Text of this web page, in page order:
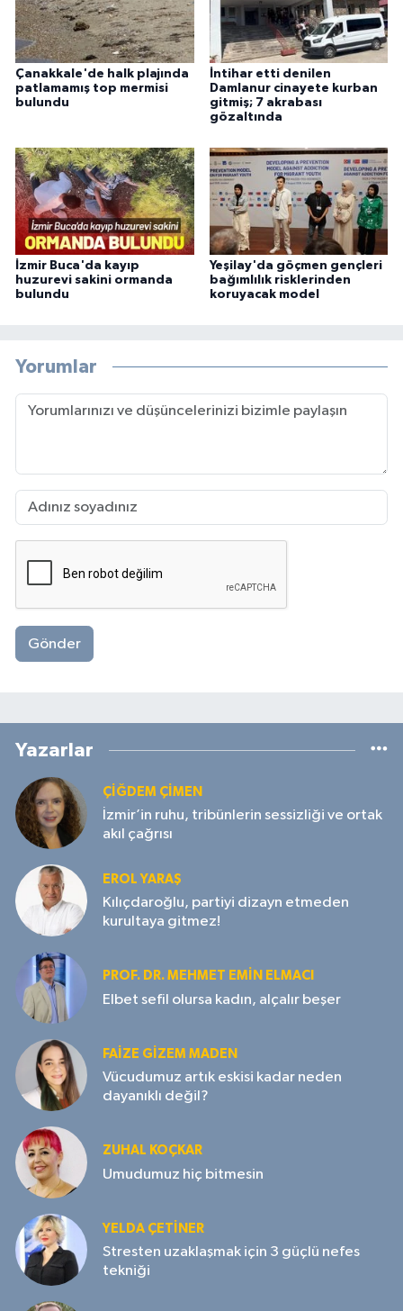
Çanakkale'de halk plajında
patlamamış top mermisi
bulundu
İntihar etti denilen
Damlanur cinayete kurban
gitmiş; 7 akrabası
gözaltında
İzmir Buca'da kayıp
huzurevi sakini ormanda
bulundu
Yeşilay'da göçmen gençleri
bağımlılık risklerinden
koruyacak model
Yorumlar
Gönder
Yazarlar
ÇIĞDEM ÇIMEN
İzmir’in ruhu, tribünlerin sessizliği ve ortak
akıl çağrısı
EROL YARAŞ
Kılıçdaroğlu, partiyi dizayn etmeden
kurultaya gitmez!
PROF. DR. MEHMET EMIN ELMACI
Elbet sefil olursa kadın, alçalır beşer
FAIZE GIZEM MADEN
Vücudumuz artık eskisi kadar neden
dayanıklı değil?
ZUHAL KOÇKAR
Umudumuz hiç bitmesin
YELDA ÇETİNER
Stresten uzaklaşmak için 3 güçlü nefes
tekniği